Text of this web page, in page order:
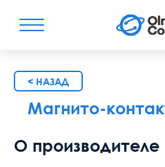
< НАЗАД
Магнито-
О производителе